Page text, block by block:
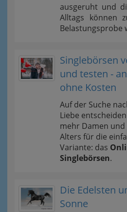
ausgeruht und
Alltags können
Belastungsprobe
Singlebörsen
und testen -
ohne Kosten
Auf der Suche
Liebe
mehr Damen
Alters für die
Variante: das
Singlebörsen.
Die Edelsten
Sonne